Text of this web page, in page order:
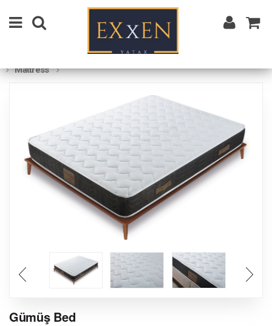
Mattress
Gümüş Bed